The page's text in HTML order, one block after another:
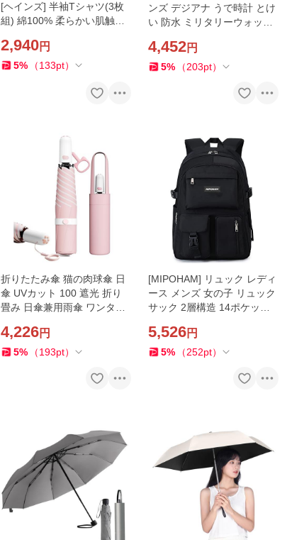
[ヘインズ] 半袖Tシャツ(3枚
組) 綿100% 柔らかい肌触り
ズ ホワイト(クルーネック) S
2,940円
5% （133pt）
ンズ デジアナ うで時計 とけ
い 防水 ミリタリーウォッチ
デュアルタイム お
4,452円
5% （203pt）
折りたたみ傘 猫の肉球傘 日
傘 UVカット 100 遮光 折り
畳み 日傘兼用雨傘 ワンタッ
紫外線遮断 耐強風 晴雨
4,226円
5% （193pt）
[MIPOHAM] リュック レディ
ース メンズ 女の子 リュック
サック 2層構造 14ポケット
校生 男女兼用
5,526円
5% （252pt）